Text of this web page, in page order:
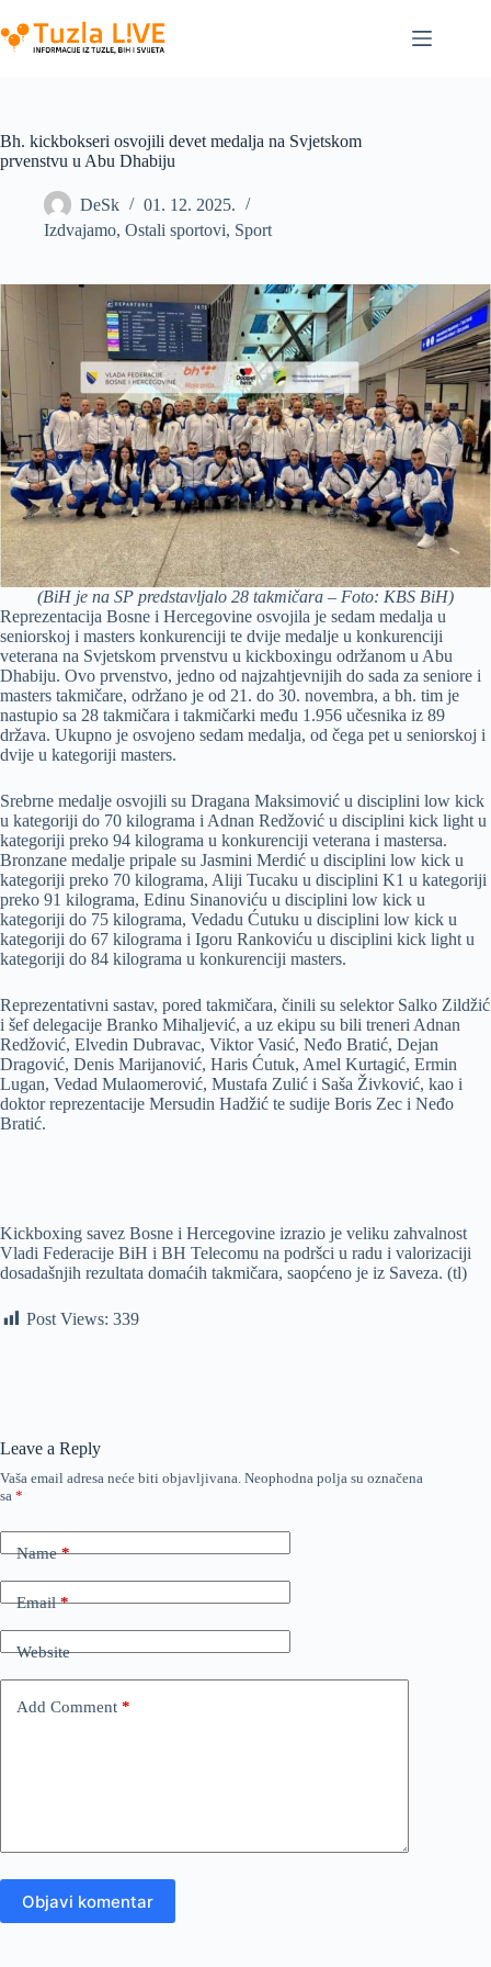
to
content
Bh. kickbokseri osvojili devet medalja na Svjetskom
prvenstvu u Abu Dhabiju
DeSk
01. 12. 2025.
Izdvajamo, Ostali sportovi, Sport
(BiH je na SP predstavljalo 28 takmičara – Foto: KBS BiH)
Reprezentacija Bosne i Hercegovine osvojila je sedam medalja u
seniorskoj i masters konkurenciji te dvije medalje u konkurenciji
veterana na Svjetskom prvenstvu u kickboxingu održanom u Abu
Dhabiju. Ovo prvenstvo, jedno od najzahtjevnijih do sada za seniore i
masters takmičare, održano je od 21. do 30. novembra, a bh. tim je
nastupio sa 28 takmičara i takmičarki među 1.956 učesnika iz 89
država. Ukupno je osvojeno sedam medalja, od čega pet u seniorskoj i
dvije u kategoriji masters.
Srebrne medalje osvojili su Dragana Maksimović u disciplini low kick
u kategoriji do 70 kilograma i Adnan Redžović u disciplini kick light u
kategoriji preko 94 kilograma u konkurenciji veterana i mastersa.
Bronzane medalje pripale su Jasmini Merdić u disciplini low kick u
kategoriji preko 70 kilograma, Aliji Tucaku u disciplini K1 u kategoriji
preko 91 kilograma, Edinu Sinanoviću u disciplini low kick u
kategoriji do 75 kilograma, Vedadu Ćutuku u disciplini low kick u
kategoriji do 67 kilograma i Igoru Rankoviću u disciplini kick light u
kategoriji do 84 kilograma u konkurenciji masters.
Reprezentativni sastav, pored takmičara, činili su selektor Salko Zildžić
i šef delegacije Branko Mihaljević, a uz ekipu su bili treneri Adnan
Redžović, Elvedin Dubravac, Viktor Vasić, Neđo Bratić, Dejan
Dragović, Denis Marijanović, Haris Ćutuk, Amel Kurtagić, Ermin
Lugan, Vedad Mulaomerović, Mustafa Zulić i Saša Živković, kao i
doktor reprezentacije Mersudin Hadžić te sudije Boris Zec i Neđo
Bratić.
Kickboxing savez Bosne i Hercegovine izrazio je veliku zahvalnost
Vladi Federacije BiH i BH Telecomu na podršci u radu i valorizaciji
dosadašnjih rezultata domaćih takmičara, saopćeno je iz Saveza. (tl)
Post Views: 339
Leave a Reply
Vaša email adresa neće biti objavljivana. Neophodna polja su označena
sa *
Name*
Email*
Website
Add Comment *
Objavi komentar